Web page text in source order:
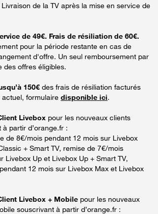
Livraison de la TV après la mise en service de
de 49€. Frais de résiliation de 60€.
pour la période restante en cas de
d'offre. Un seul remboursement par
des offres éligibles.
150€ des frais de résiliation facturés
formulaire disponible ici.
Livebox pour les nouveaux clients
partir d’orange.fr :
de 8€/mois pendant 12 mois sur Livebox
+ Smart TV, remise de 7€/mois
Livebox Up et Livebox Up + Smart TV,
12 mois sur Livebox Max et Livebox
Livebox + Mobile pour les nouveaux
souscrivant à partir d’orange.fr :